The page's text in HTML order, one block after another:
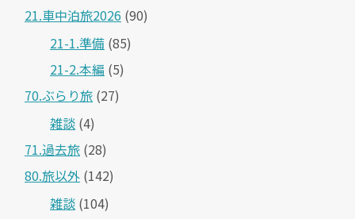
21.車中泊旅2026 (90)
21-1.準備 (85)
21-2.本編 (5)
70.ぶらり旅 (27)
雑談 (4)
71.過去旅 (28)
80.旅以外 (142)
雑談 (104)